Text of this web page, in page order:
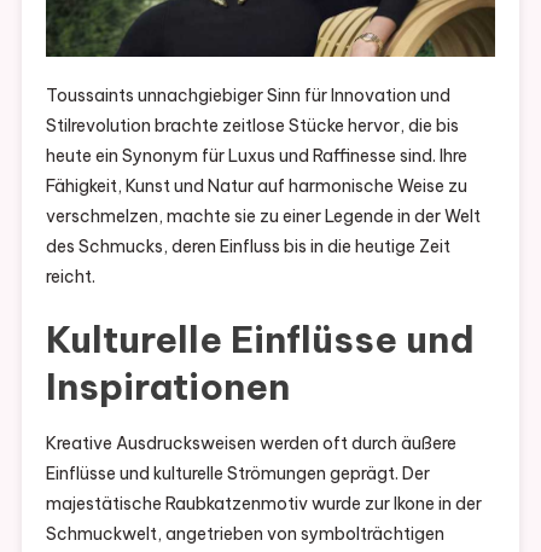
Toussaints unnachgiebiger Sinn für Innovation und
Stilrevolution brachte zeitlose Stücke hervor, die bis
heute ein Synonym für Luxus und Raffinesse sind. Ihre
Fähigkeit, Kunst und Natur auf harmonische Weise zu
verschmelzen, machte sie zu einer Legende in der Welt
des Schmucks, deren Einfluss bis in die heutige Zeit
reicht.
Kulturelle Einflüsse und
Inspirationen
Kreative Ausdrucksweisen werden oft durch äußere
Einflüsse und kulturelle Strömungen geprägt. Der
majestätische Raubkatzenmotiv wurde zur Ikone in der
Schmuckwelt, angetrieben von symbolträchtigen